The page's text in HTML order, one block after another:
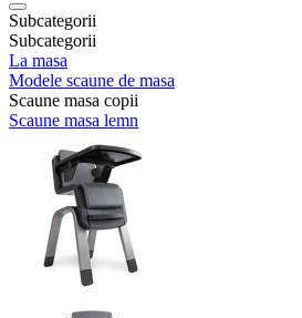
Subcategorii
Subcategorii
La masa
Modele scaune de masa
Scaune masa copii
Scaune masa lemn